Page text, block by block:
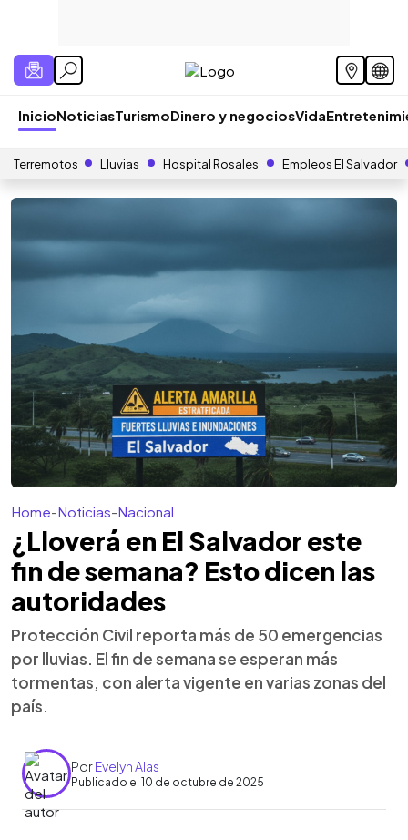
InicioNoticiasTurismoDinero y negociosVida
Terremotos Lluvias Hospital Rosales Empleos El Salvador
Home-Noticias-Nacional
¿Lloverá en El Salvador este
fin de semana? Esto dicen las
autoridades
Protección Civil reporta más de 50 emergencias
por lluvias. El fin de semana se esperan más
tormentas, con alerta vigente en varias zonas del
país.
PorEvelyn Alas
Publicado el 10 de octubre de 2025